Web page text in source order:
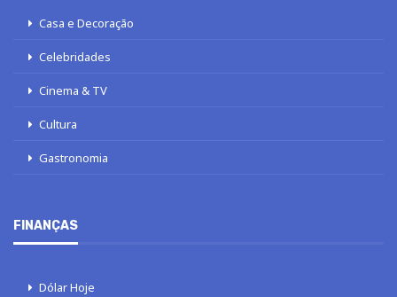
Casa e Decoração
Celebridades
Cinema & TV
Cultura
Gastronomia
FINANÇAS
Dólar Hoje